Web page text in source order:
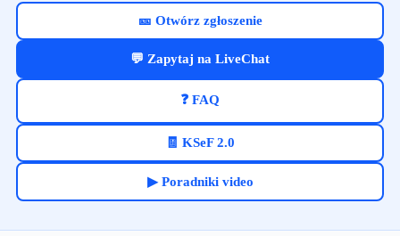
🎫 Otwórz zgłoszenie
💬 Zapytaj na LiveChat
❓ FAQ
🧾 KSeF 2.0
▶ Poradniki video